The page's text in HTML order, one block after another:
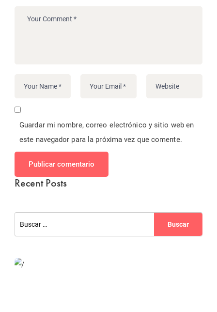
Guardar mi nombre, correo electrónico y sitio web en
este navegador para la próxima vez que comente.
Publicar comentario
Recent Posts